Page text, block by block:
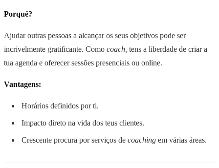
Porquê?
Ajudar outras pessoas a alcançar os seus objetivos pode ser
incrivelmente gratificante. Como coach, tens a liberdade de criar a
tua agenda e oferecer sessões presenciais ou online.
Vantagens:
Horários definidos por ti.
Impacto direto na vida dos teus clientes.
Crescente procura por serviços de coaching em várias áreas.